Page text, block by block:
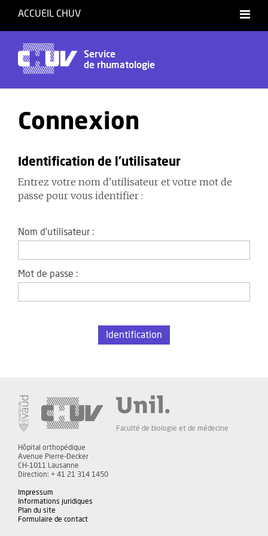
ACCUEIL CHUV
Service
de rhumatologie
Connexion
Identification de l'utilisateur
Entrez votre nom d'utilisateur et votre mot de
passe pour vous identifier :
Nom d'utilisateur :
Mot de passe :
Faculté de biologie et de médecine
Hôpital orthopédique
Avenue Pierre-Decker
CH-1011 Lausanne
Direction: + 41 21 314 1450
Impressum
Informations juridiques
Plan du site
Formulaire de contact